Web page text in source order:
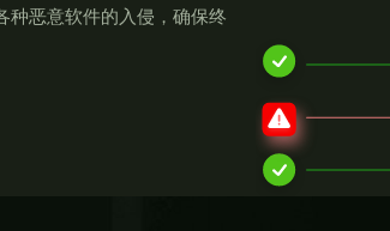
种恶意软件的入侵，确保终